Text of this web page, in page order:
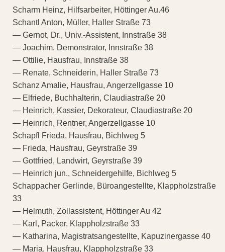
Scharm Heinz, Hilfsarbeiter, Höttinger Au.46
Schantl Anton, Müller, Haller Straße 73
— Gernot, Dr., Univ.-Assistent, Innstraße 38
— Joachim, Demonstrator, Innstraße 38
— Ottilie, Hausfrau, Innstraße 38
— Renate, Schneiderin, Haller Straße 73
Schanz Amalie, Hausfrau, Angerzellgasse 10
— Elfriede, Buchhalterin, Claudiastraße 20
— Heinrich, Kassier, Dekorateur, Claudiastraße 20
— Heinrich, Rentner, Angerzellgasse 10
Schapfl Frieda, Hausfrau, Bichlweg 5
— Frieda, Hausfrau, Geyrstraße 39
— Gottfried, Landwirt, Geyrstraße 39
— Heinrich jun., Schneidergehilfe, Bichlweg 5
Schappacher Gerlinde, Büroangestellte, Klappholzstraße
33
— Helmuth, Zollassistent, Höttinger Au 42
— Karl, Packer, Klappholzstraße 33
— Katharina, Magistratsangestellte, Kapuzinergasse 40
— Maria, Hausfrau, Klappholzstraße 33